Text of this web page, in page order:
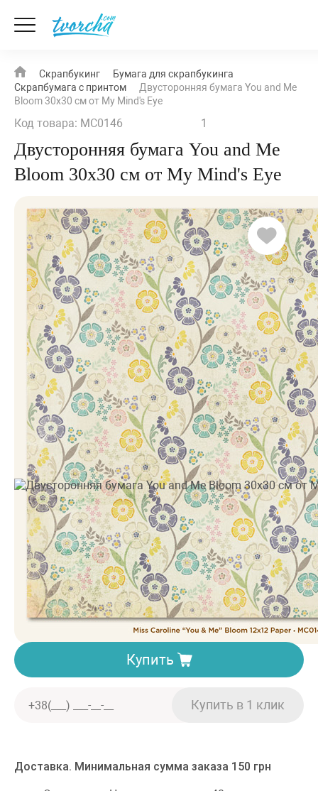
Скрапбукинг
Бумага для скрапбукинга
Скрапбумага с принтом
Двусторонняя бумага You and Me
Bloom 30х30 см от My Mind's Eye
Код товара: MC0146 1
Двусторонняя бумага You and Me
Bloom 30х30 см от My Mind's Eye
Производитель:My Mind's Eye•Тематика: Винтаж и ретро,
Цветы, Геометрия•Цвет: Бежевый, Желтый, Голубой•
Коллекция: Miss Caroline
39.9 грн
Купить
Доставка. Минимальная сумма заказа 150 грн